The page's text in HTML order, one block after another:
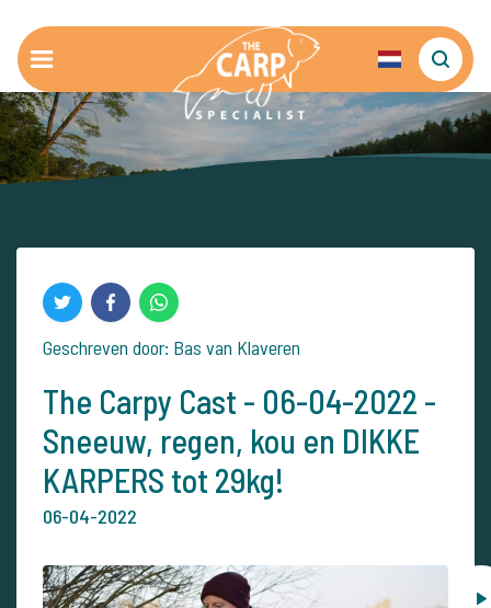
Geschreven door: Bas van Klaveren
The Carpy Cast - 06-04-2022 -
Sneeuw, regen, kou en DIKKE
KARPERS tot 29kg!
06-04-2022